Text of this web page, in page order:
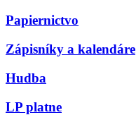
Papiernictvo
Zápisníky a kalendáre
Hudba
LP platne